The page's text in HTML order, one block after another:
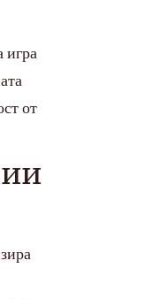
игра
от